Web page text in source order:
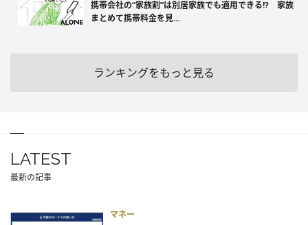
携帯会社の“家族割”は別居家族でも適用できる!? 家族
まとめて携帯料金を見...
ランキングをもっと見る
LATEST
最新の記事
マネー